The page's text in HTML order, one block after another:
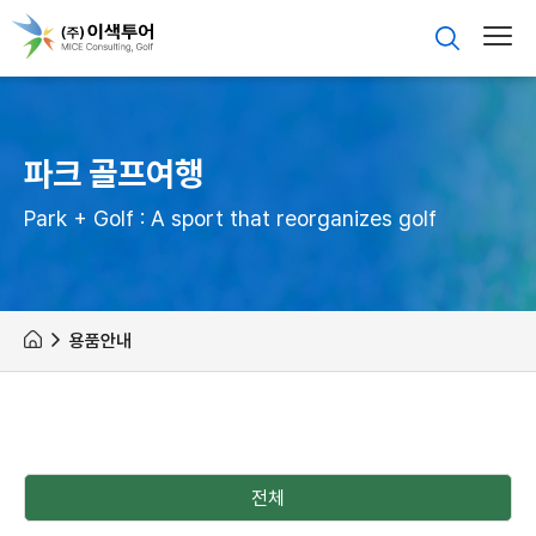
파크 골프여행
Park + Golf : A sport that reorganizes golf
용품안내
전체